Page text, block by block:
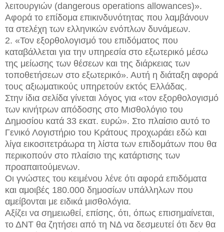
λειτουργιών (dangerous operations allowances)».
Αφορά το επίδομα επικινδυνότητας που λαμβάνουν
τα στελέχη των ελληνικών ενόπλων δυνάμεων.
2. «Τον εξορθολογισμό του επιδόματος που
καταβάλλεται για την υπηρεσία στο εξωτερικό μέσω
της μείωσης των θέσεων και της διάρκειας των
τοποθετήσεων στο εξωτερικό». Αυτή η διάταξη αφορά
τους αξιωματικούς υπηρετούν εκτός Ελλάδας.
Στην ίδια σελίδα γίνεται λόγος για «τον εξορθολογισμό
των κινήτρων απόδοσης στο Μισθολόγιο του
Δημοσίου κατά 33 εκατ. ευρώ». Στο πλαίσιο αυτό το
Γενικό Λογιστήριο του Κράτους προχωράει εδώ και
λίγα εικοσιτετράωρα τη λίστα των επιδομάτων που θα
περικοπούν στο πλαίσιο της κατάρτισης των
προαπαιτούμενων.
Οι γνώστες του κειμένου λένε ότι αφορά επιδόματα
και αμοιβές 180.000 δημοσίων υπάλληλων που
αμείβονται με ειδικά μισθολόγια.
Αξίζει να σημειωθεί, επίσης, ότι, όπως επισημαίνεται,
το ΔΝΤ θα ζητήσει από τη ΝΔ να δεσμευτεί ότι δεν θα